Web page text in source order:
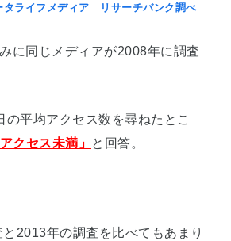
ライフメディア リサーチバンク調べ
に同じメディアが2008年に調査
の平均アクセス数を尋ねたとこ
クセス未満」 と回答。
2013年の調査を比べてもあまり